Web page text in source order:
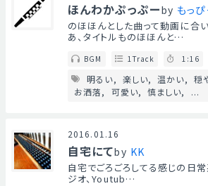
ほんわかぷっぷーby もっ
のほほんとした曲って動画に合
あ、タイトルものほほんと…
BGM 1Track 1:16
明るい 楽しい 温かい 穏
お洒落
可愛い 慎ましい ...
2016.01.16
自宅にてby KK
自宅でごろごろしてる感じの日
ジオ、Youtub…